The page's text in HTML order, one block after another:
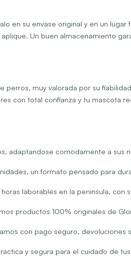
en su envase original y en un
Un buen almacenamiento
perros, muy valorada por su
con total confianza y tu mascota
adaptandose comodamente a sus
un formato pensado para
laborables en la peninsula, con
productos 100% originales de
con pago seguro, devoluciones
y segura para el cuidado de